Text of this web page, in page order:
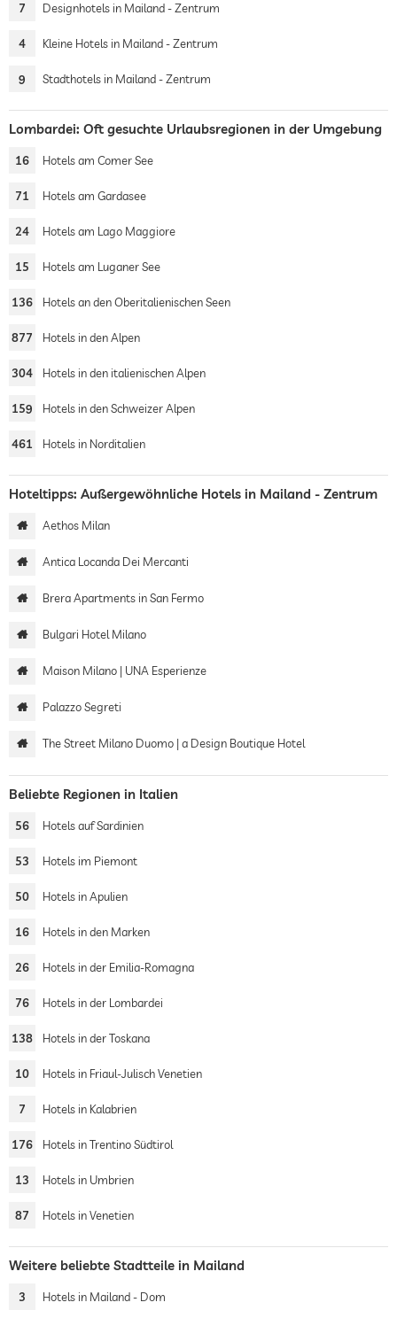
7 Designhotels in Mailand - Zentrum
4 Kleine Hotels in Mailand - Zentrum
9 Stadthotels in Mailand - Zentrum
Lombardei: Oft gesuchte Urlaubsregionen in der Umgebung
16 Hotels am Comer See
71 Hotels am Gardasee
24 Hotels am Lago Maggiore
15 Hotels am Luganer See
136 Hotels an den Oberitalienischen Seen
877 Hotels in den Alpen
304 Hotels in den italienischen Alpen
159 Hotels in den Schweizer Alpen
461 Hotels in Norditalien
Hoteltipps: Außergewöhnliche Hotels in Mailand - Zentrum
Aethos Milan
Antica Locanda Dei Mercanti
Brera Apartments in San Fermo
Bulgari Hotel Milano
Maison Milano | UNA Esperienze
Palazzo Segreti
The Street Milano Duomo | a Design Boutique Hotel
Beliebte Regionen in Italien
56 Hotels auf Sardinien
53 Hotels im Piemont
50 Hotels in Apulien
16 Hotels in den Marken
26 Hotels in der Emilia-Romagna
76 Hotels in der Lombardei
138 Hotels in der Toskana
10 Hotels in Friaul-Julisch Venetien
7 Hotels in Kalabrien
176 Hotels in Trentino Südtirol
13 Hotels in Umbrien
87 Hotels in Venetien
Weitere beliebte Stadtteile in Mailand
3 Hotels in Mailand - Dom